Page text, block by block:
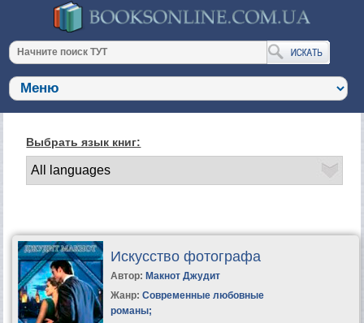
Выбрать язык книг:
Искусство фотографа
Автор: Макнот Джудит
Жанр: Современные любовные
романы;